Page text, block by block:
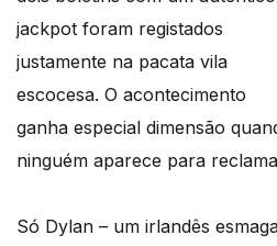
jackpot foram registados
justamente na pacata vila
escocesa. O acontecimento
ganha especial dimensão
ninguém aparece para
Só Dylan – um irlandês